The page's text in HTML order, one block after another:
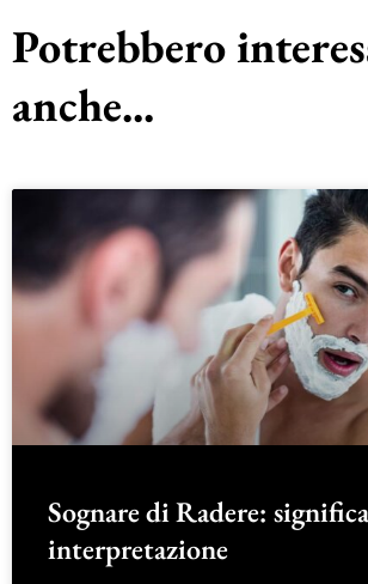
Potrebbero
anche...
Sognare di Radere:
interpretazione